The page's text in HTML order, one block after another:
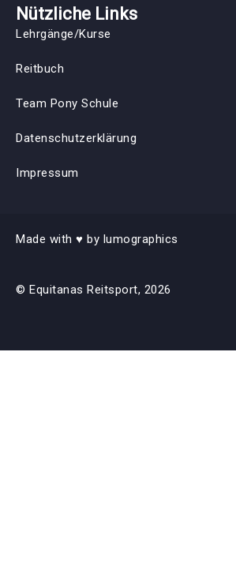
Nützliche Links
Lehrgänge/Kurse
Reitbuch
Team Pony Schule
Datenschutzerklärung
Impressum
Made with ♥︎ by lumographics
© Equitanas Reitsport, 2026